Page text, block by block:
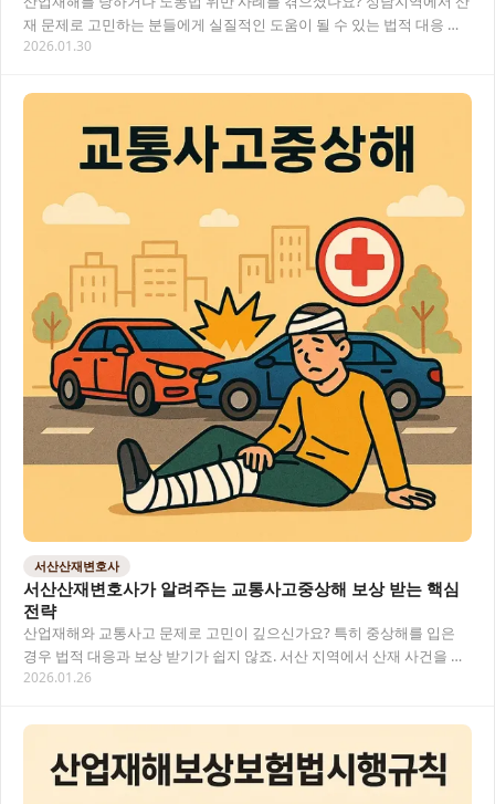
재 문제로 고민하는 분들에게 실질적인 도움이 될 수 있는 법적 대응 방
법과 산재보상 청구 절차에 대해 알아보겠습니…
2026.01.30
서산산재변호사
서산산재변호사가 알려주는 교통사고중상해 보상 받는 핵심
전략
산업재해와 교통사고 문제로 고민이 깊으신가요? 특히 중상해를 입은
경우 법적 대응과 보상 받기가 쉽지 않죠. 서산 지역에서 산재 사건을 담
당하는 변호사의 전문적인 조언을 통해 교통…
2026.01.26